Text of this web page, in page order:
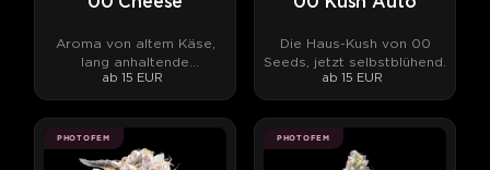
Aroma von altem Käse,
lang anhaltende
Entspannung.
ab 15 EUR
Die Haus-Kush von 00
Seeds, jetzt selbstblühend.
ab 15 EUR
PHOTOFEM PHOTOFEM